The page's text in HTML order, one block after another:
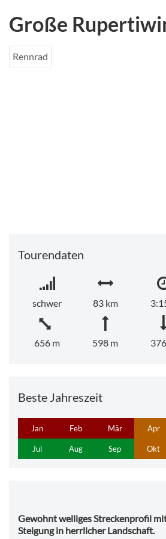
Große
Rennrad
Tourendaten
schwer 83 km
656 m 598 m
Beste Jahreszeit
Jan Feb Mär Apr
Jul Aug Sep Okt
Gewohnt welliges Streckenprofil
Steigung in herrlicher Landschaft.